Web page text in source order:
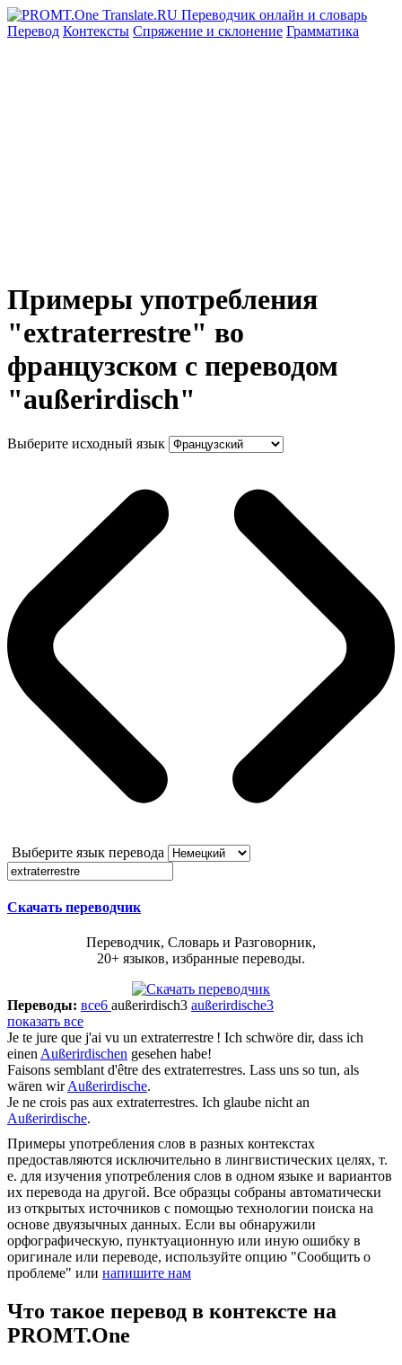
Перевод Контексты Спряжение и склонение Грамматика
Примеры употребления
"extraterrestre" во
французском с переводом
"außerirdisch"
Выберите исходный язык
Выберите язык перевода
Скачать переводчик
Переводчик, Словарь и Разговорник,
20+ языков, избранные переводы.
Переводы: все6 außerirdisch3 außerirdische3
показать все
Je te jure que j'ai vu un extraterrestre ! Ich schwöre dir, dass ich
einenAußerirdischen gesehen habe!
Faisons semblant d'être des extraterrestres. Lass uns so tun, als
wären wirAußerirdische.
Je ne crois pas aux extraterrestres. Ich glaube nicht an
Außerirdische.
Примеры употребления слов в разных контекстах
предоставляются исключительно в лингвистических целях, т.
е. для изучения употребления слов в одном языке и вариантов
их перевода на другой. Все образцы собраны автоматически
из открытых источников с помощью технологии поиска на
основе двуязычных данных. Если вы обнаружили
орфографическую, пунктуационную или иную ошибку в
оригинале или переводе, используйте опцию "Сообщить о
проблеме" или напишите нам
Что такое перевод в контексте на
PROMT.One